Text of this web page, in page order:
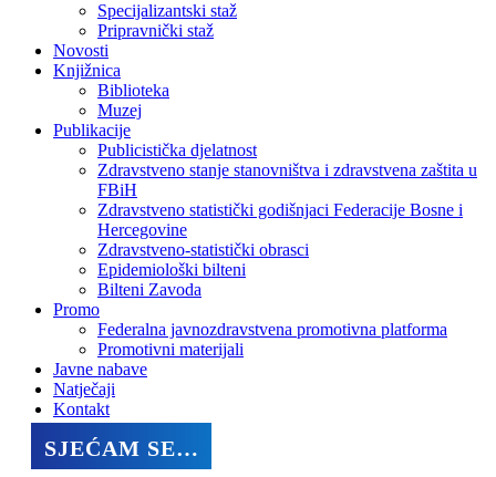
Specijalizantski staž
Pripravnički staž
Novosti
Knjižnica
Biblioteka
Muzej
Publikacije
Publicistička djelatnost
Zdravstveno stanje stanovništva i zdravstvena zaštita u
FBiH
Zdravstveno statistički godišnjaci Federacije Bosne i
Hercegovine
Zdravstveno-statistički obrasci
Epidemiološki bilteni
Bilteni Zavoda
Promo
Federalna javnozdravstvena promotivna platforma
Promotivni materijali
Javne nabave
Natječaji
Kontakt
SJEĆAM SE…